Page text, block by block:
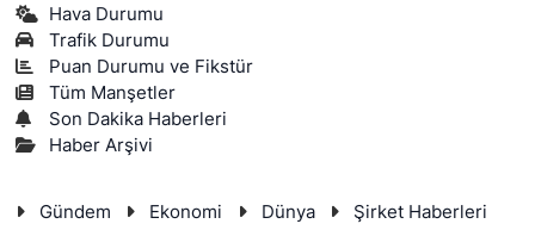
Hava Durumu
Trafik Durumu
Puan Durumu ve Fikstür
Tüm Manşetler
Son Dakika Haberleri
Haber Arşivi
Gündem Ekonomi Dünya
Şirket Haberleri